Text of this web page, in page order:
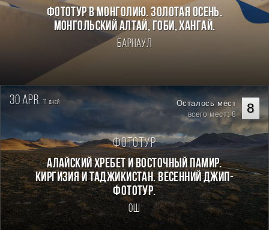
Фототур в Монголию. Золотая осень.
Монгольский Алтай, Гоби, Хангай.
Барнаул
30 apr. 11 дней 8
Осталось мест
всего мест: 8
Фототур
Алайский хребет и Восточный Памир.
Киргизия и Таджикистан. Весенний джип-
фототур.
Ош